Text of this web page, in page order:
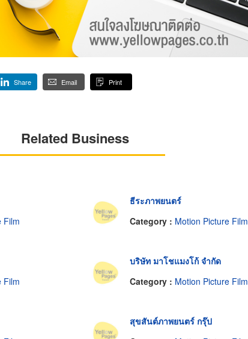
Share Email Print
Related Business
Film
ธีระภาพยนตร์
Category : Motion Picture Film
Film
บริษัท มาโชแมงโก้ จำกัด
Category : Motion Picture Film
สุขสันต์ภาพยนตร์ กรุ๊ป